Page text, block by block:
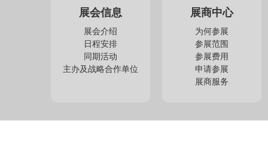
展会信息
展会介绍
日程安排
同期活动
主办及战略合作单位
展商中心
为何参展
参展范围
参展费用
申请参展
展商服务